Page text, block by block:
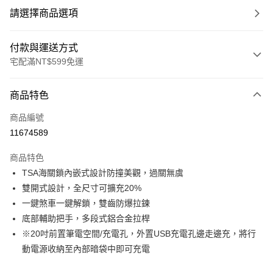
請選擇商品選項
付款與運送方式
宅配滿NT$599免運
信用卡一次付款
信用卡分期付款
合作金庫商業銀行
華南商業銀行
彰化商業銀行
上海商業儲蓄銀行
國泰世華商業銀行
兆豐國際商業銀行
臺灣中小企業銀行
台中商業銀行
匯豐（台灣）商業銀行
華泰商業銀行
聯邦商業銀行
遠東國際商業銀行
元大商業銀行
永豐商業銀行
LINE Pay
Apple Pay
街口支付
悠遊付
商品特色
商品編號
11674589
商品特色
TSA海關鎖內嵌式設計防撞美觀，過關無虞
雙開式設計，全尺寸可擴充20%
一鍵煞車一鍵解鎖，雙齒防爆拉鍊
底部輔助把手，多段式鋁合金拉桿
※20吋前置筆電空間/充電孔，外置USB充電孔邊走邊充，將行
動電源收納至內部暗袋中即可充電